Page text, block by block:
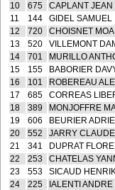
10
675
CAPLANT JEAN
11
144
GIDEL SAMUEL
12
720
CHOISNET
13
520
VILLEMONT
14
701
MURILLO
15
155
BABORIER
16
101
ROBEREAU
17
685
CORREAS
18
389
MONJOFFRE
19
606
BEURIER
20
552
JARRY CLAUDE
21
341
DUPRAT
22
253
CHATELAS
23
553
SICAUD
24
225
IALENTI ANDRE